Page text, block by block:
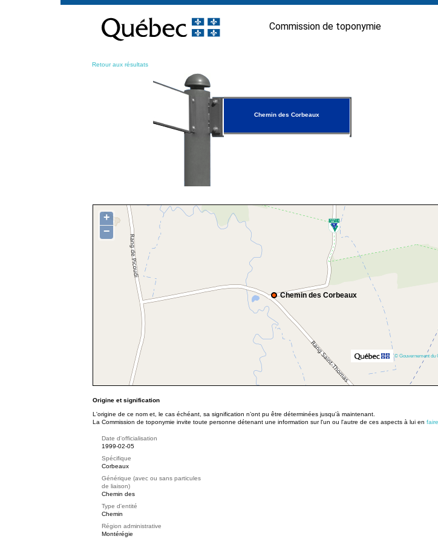
contenu
Commission de toponymie
Retour aux résultats
Chemin des Corbeaux
Chemin des Corbeaux
+
−
© Gouvernement du
Origine et signification
L'origine de ce nom et, le cas échéant, sa signification n’ont pu être déterminées jusqu’à maintenant.
La Commission de toponymie invite toute personne détenant une information sur l'un ou l'autre de ces aspects à lui en
Date d'officialisation
1999-02-05
Spécifique
Corbeaux
Générique (avec ou sans particules
de liaison)
Chemin des
Type d'entité
Chemin
Région administrative
Montérégie